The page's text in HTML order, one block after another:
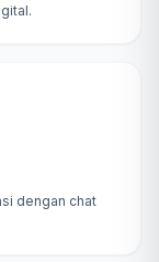
dengan chat